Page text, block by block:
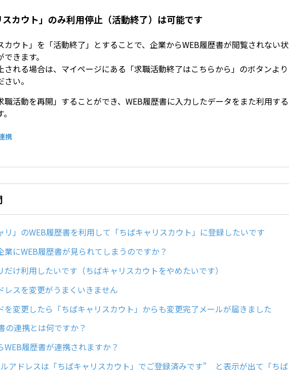
スカウト」のみ利用停止（活動終了）は可能です
カウト」を「活動終了」とすることで、企業からWEB履歴書が閲覧されない状
きます。
される場合は、マイページにある「求職活動終了はこちらから」のボタンより
い。
職活動を再開」することができ、WEB履歴書に入力したデータをまた利用する
携
リ」のWEB履歴書を利用して「ちばキャリスカウト」に登録したいです
業にWEB履歴書が見られてしまうのですか？
だけ利用したいです（ちばキャリスカウトをやめたいです）
レスを変更がうまくいきません
を変更したら「ちばキャリスカウト」からも変更完了メールが届きました
の連携とは何ですか？
WEB履歴書が連携されますか？
アドレスは「ちばキャリスカウト」でご登録済みです" と表示が出て「ちば